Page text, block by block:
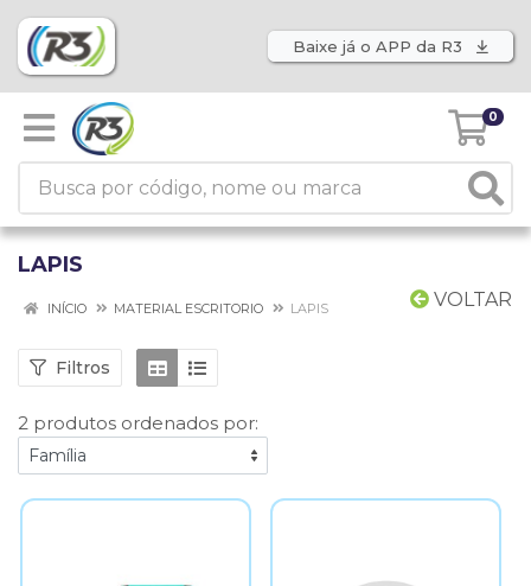
Baixe já o APP da R3
0
LAPIS
VOLTAR
INÍCIO MATERIAL ESCRITORIO LAPIS
Filtros
2 produtos ordenados por: